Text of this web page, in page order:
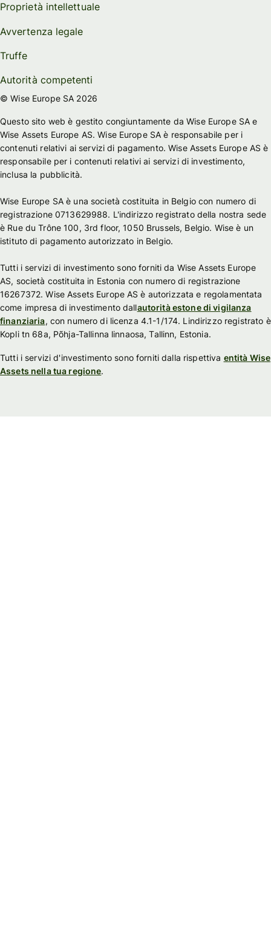
Proprietà intellettuale
Avvertenza legale
Truffe
Autorità competenti
© Wise Europe SA 2026
Questo sito web è gestito congiuntamente da Wise Europe SA e
Wise Assets Europe AS. Wise Europe SA è responsabile per i
contenuti relativi ai servizi di pagamento. Wise Assets Europe AS è
responsabile per i contenuti relativi ai servizi di investimento,
inclusa la pubblicità.
Wise Europe SA è una società costituita in Belgio con numero di
registrazione 0713629988. L'indirizzo registrato della nostra sede
è Rue du Trône 100, 3rd floor, 1050 Brussels, Belgio. Wise è un
istituto di pagamento autorizzato in Belgio.
Tutti i servizi di investimento sono forniti da Wise Assets Europe
AS, società costituita in Estonia con numero di registrazione
16267372. Wise Assets Europe AS è autorizzata e regolamentata
come impresa di investimento dallautorità estone di vigilanza
finanziaria, con numero di licenza 4.1-1/174. Lindirizzo registrato è
Kopli tn 68a, Põhja-Tallinna linnaosa, Tallinn, Estonia.
Tutti i servizi d'investimento sono forniti dalla rispettiva entità Wise
Assets nella tua regione.